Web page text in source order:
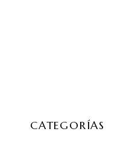
CATEGORÍAS